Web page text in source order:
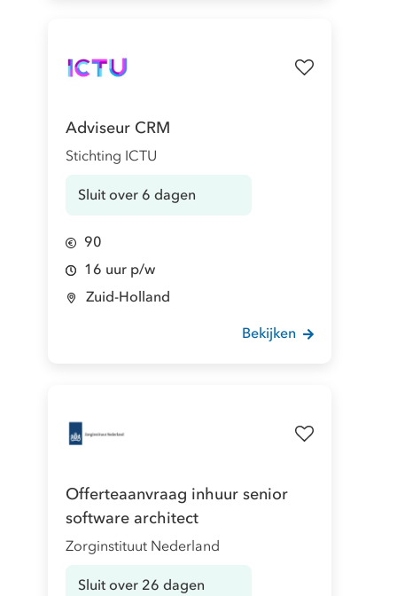
Adviseur CRM
Stichting ICTU
Sluit over 6 dagen
90
16 uur p/w
Zuid-Holland
Bekijken
Offerteaanvraag inhuur senior
software architect
Zorginstituut Nederland
Sluit over 26 dagen